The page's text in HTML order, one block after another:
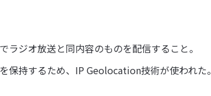
ジオ放送と同内容のものを配信すること。
保持するため、IP Geolocation技術が使われた。